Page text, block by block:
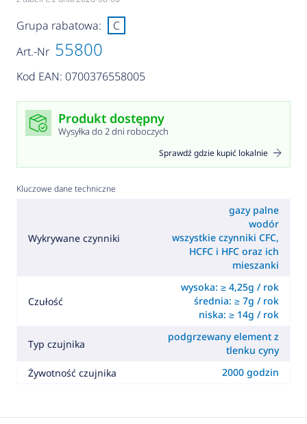
Art.-Nr 55800
Kod EAN: 0700376558005
Grupa rabatowa: C
Produkt dostępny
Wysyłka do 2 dni roboczych
Sprawdź gdzie kupić lokalnie
Kluczowe dane techniczne
Wykrywane czynniki
gazy palne
wodór
wszystkie czynniki CFC,
HCFC i HFC oraz ich
mieszanki
Czułość
wysoka: ≥ 4,25g / rok
średnia: ≥ 7g / rok
niska: ≥ 14g / rok
Typ czujnika
podgrzewany element z
tlenku cyny
Żywotność czujnika
2000 godzin